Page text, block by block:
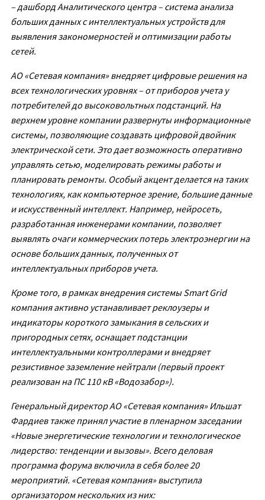
– дашборд Аналитического центра – система анализа
больших данных с интеллектуальных устройств для
выявления закономерностей и оптимизации работы
сетей.
АО «Сетевая компания» внедряет цифровые решения на
всех технологических уровнях – от приборов учета у
потребителей до высоковольтных подстанций. На
верхнем уровне компании развернуты информационные
системы, позволяющие создавать цифровой двойник
электрической сети. Это дает возможность оперативно
управлять сетью, моделировать режимы работы и
планировать ремонты. Особый акцент делается на таких
технологиях, как компьютерное зрение, большие данные
и искусственный интеллект. Например, нейросеть,
разработанная инженерами компании, позволяет
выявлять очаги коммерческих потерь электроэнергии на
основе больших данных, полученных от
интеллектуальных приборов учета.
Кроме того, в рамках внедрения системы Smart Grid
компания активно устанавливает реклоузеры и
индикаторы короткого замыкания в сельских и
пригородных сетях, оснащает подстанции
интеллектуальными контроллерами и внедряет
резистивное заземление нейтрали (первый проект
реализован на ПС 110 кВ «Водозабор»).
Генеральный директор АО «Сетевая компания» Ильшат
Фардиев также принял участие в пленарном заседании
«Новые энергетические технологии и технологическое
лидерство: тенденции и вызовы». Всего деловая
программа форума включила в себя более 20
мероприятий. «Сетевая компания» выступила
организатором нескольких из них: